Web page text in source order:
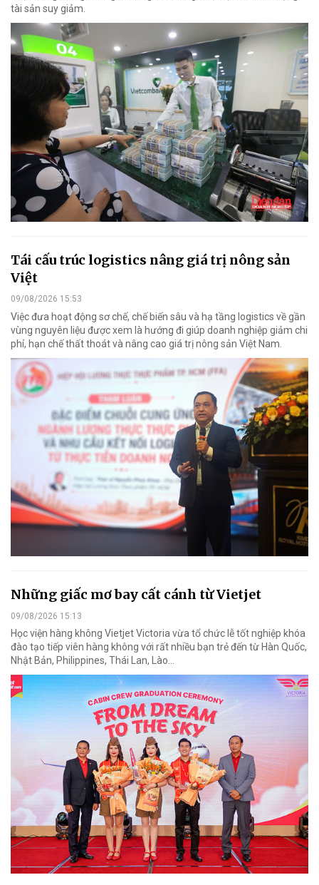
tài sản suy giảm.
Tái cấu trúc logistics nâng giá trị nông sản
Việt
09/08/2026 15:53
Việc đưa hoạt động sơ chế, chế biến sâu và hạ tầng logistics về gần
vùng nguyên liệu được xem là hướng đi giúp doanh nghiệp giảm chi
phí, hạn chế thất thoát và nâng cao giá trị nông sản Việt Nam.
Những giấc mơ bay cất cánh từ Vietjet
09/08/2026 15:13
Học viện hàng không Vietjet Victoria vừa tổ chức lễ tốt nghiệp khóa
đào tạo tiếp viên hàng không với rất nhiều bạn trẻ đến từ Hàn Quốc,
Nhật Bản, Philippines, Thái Lan, Lào…